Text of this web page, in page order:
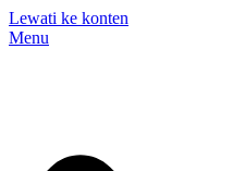
Lewati ke konten
Menu